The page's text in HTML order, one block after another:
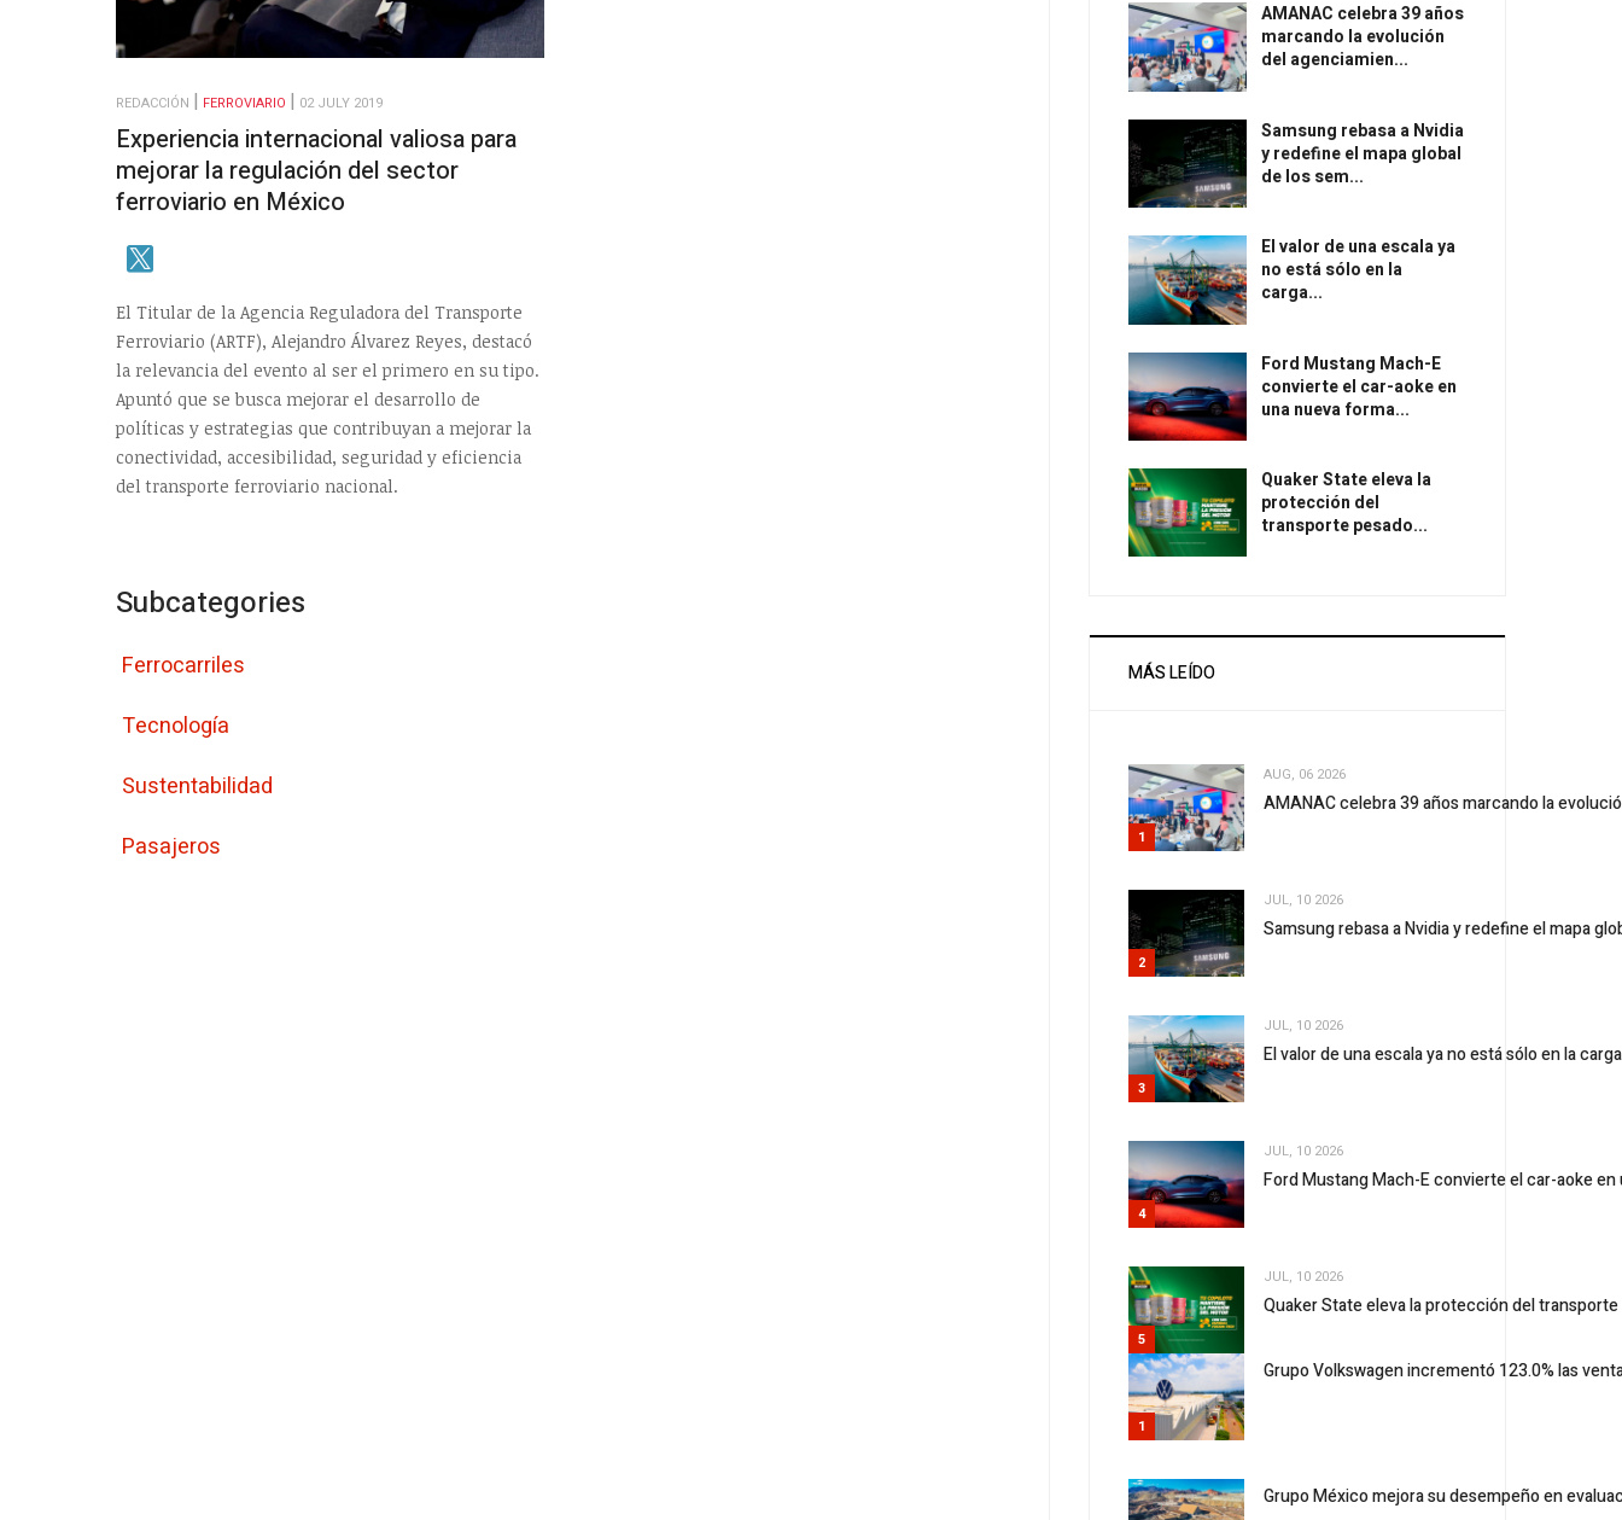
REDACCIÓN FERROVIARIO 02 JULY 2019
Experiencia internacional valiosa para
mejorar la regulación del sector
ferroviario en México
El Titular de la Agencia Reguladora del Transporte
Ferroviario (ARTF), Alejandro Álvarez Reyes, destacó
la relevancia del evento al ser el primero en su tipo.
Apuntó que se busca mejorar el desarrollo de
políticas y estrategias que contribuyan a mejorar la
conectividad, accesibilidad, seguridad y eficiencia
del transporte ferroviario nacional.
Subcategories
Ferrocarriles
Tecnología
Sustentabilidad
Pasajeros
AMANAC celebra 39 años
marcando la evolución
del agenciamien...
Samsung rebasa a Nvidia
y redefine el mapa global
de los sem...
El valor de una escala ya
no está sólo en la
carga...
Ford Mustang Mach-E
convierte el car-aoke en
una nueva forma...
Quaker State eleva la
protección del
transporte pesado...
MÁS LEÍDO
1
AUG, 06 2026
AMANAC celebra 39 años marcando la
2
JUL, 10 2026
Samsung rebasa a Nvidia y redefine el mapa
3
JUL, 10 2026
El valor de una escala ya no está sólo en la carga
4
JUL, 10 2026
Ford Mustang Mach-E convierte el car-aoke
5
JUL, 10 2026
Quaker State eleva la protección del
1
Grupo Volkswagen incrementó 123.0% las
Grupo México mejora su desempeño en